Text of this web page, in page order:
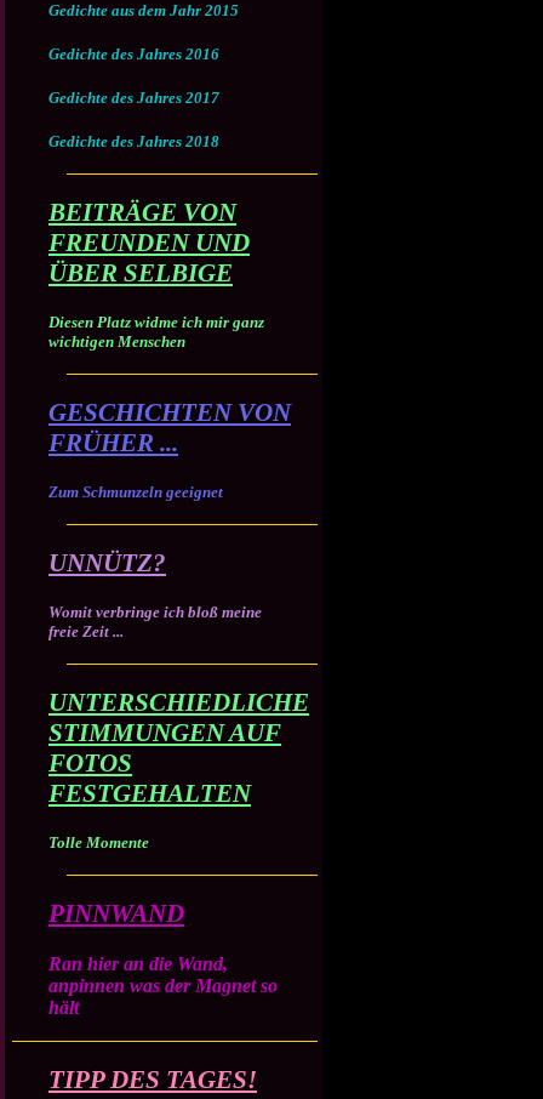
Gedichte aus dem Jahr 2015
Gedichte des Jahres 2016
Gedichte des Jahres 2017
Gedichte des Jahres 2018
BEITRÄGE VON
FREUNDEN UND
ÜBER SELBIGE
Diesen Platz widme ich mir ganz
wichtigen Menschen
GESCHICHTEN VON
FRÜHER ...
Zum Schmunzeln geeignet
UNNÜTZ?
Womit verbringe ich bloß meine
freie Zeit ...
UNTERSCHIEDLICHE
STIMMUNGEN AUF
FOTOS
FESTGEHALTEN
Tolle Momente
PINNWAND
Ran hier an die Wand,
anpinnen was der Magnet so
hält
TIPP DES TAGES!